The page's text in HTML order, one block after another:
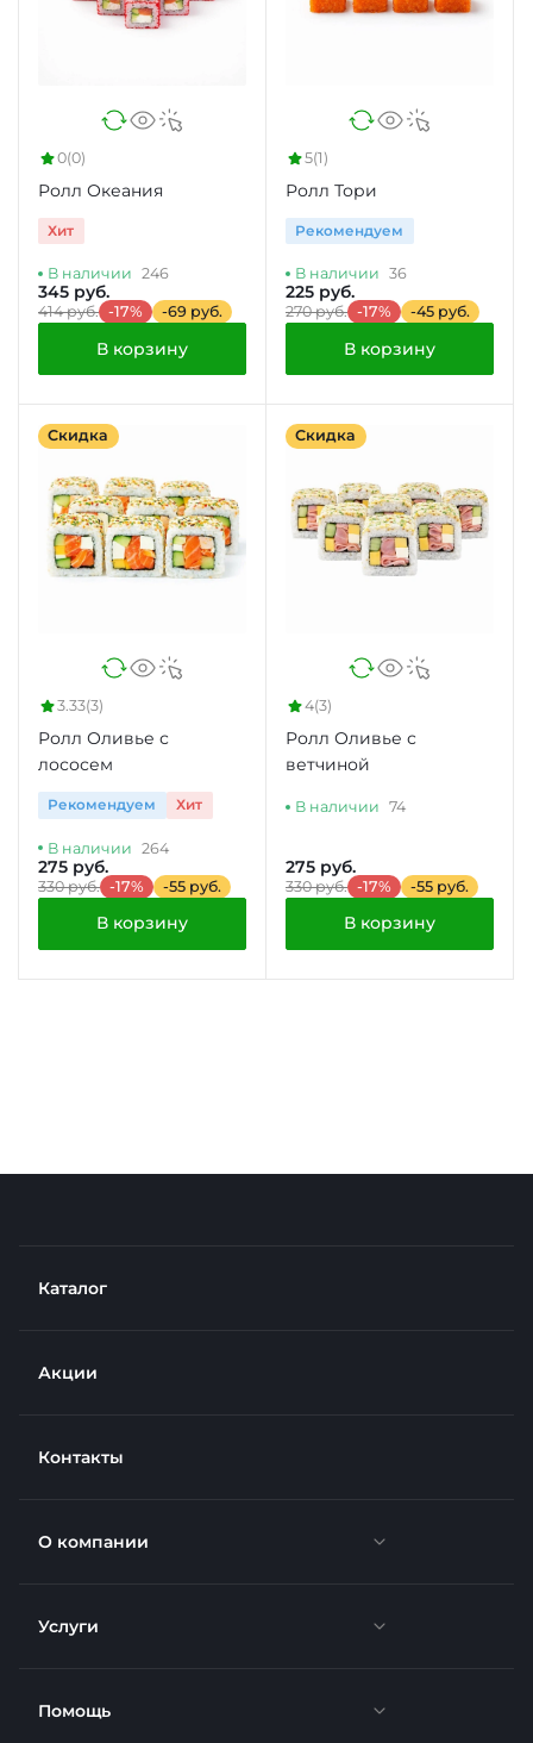
0(0)
Ролл Океания
Хит
В наличии 246
345 руб.
414 руб. -17% -69 руб.
В корзину
5(1)
Ролл Тори
Рекомендуем
В наличии 36
225 руб.
270 руб. -17% -45 руб.
В корзину
Скидка
3.33(3)
Ролл Оливье с
лососем
Рекомендуем Хит
В наличии 264
275 руб.
330 руб. -17% -55 руб.
В корзину
Скидка
4(3)
Ролл Оливье с
ветчиной
В наличии 74
275 руб.
330 руб. -17% -55 руб.
В корзину
Каталог
Акции
Контакты
О компании
Новости
Отзывы
Услуги
Доставка
Помощь